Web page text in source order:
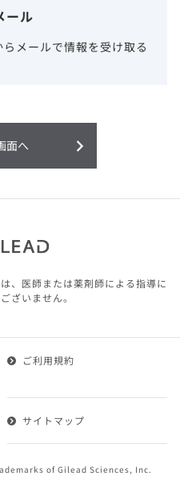
のコンテンツについて
確かつ最新の情報を提
ておりますが、正確
有用性、ご利用になら
用できなかったことよ
は一切の責任を負いか
製品またはその製品の
医師その他医療関係者
スやサービスを提供す
。本サイトに表示され
、医師その他医療関係
で、本サービスの利用規約
アドがこれを承認した方を
ール
メールで情報を受け取る
面へ
、医師または薬剤師による指導に
ざいません。
of Gilead Sciences, Inc.
ご利用規約
サイトマップ